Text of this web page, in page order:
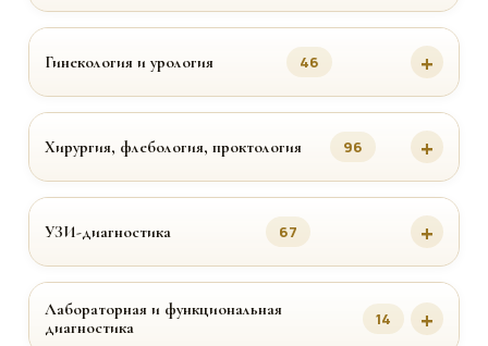
Гинекология и урология 46
Хирургия, флебология, проктология 96
УЗИ-диагностика 67
Лабораторная и функциональная
диагностика
14